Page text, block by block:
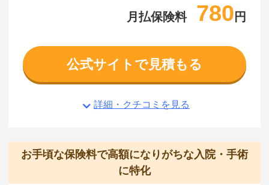
月払保険料 780 円
公式サイトで見積もる
詳細・クチコミを見る
お手頃な保険料で高額になりがちな入院・手術
に特化